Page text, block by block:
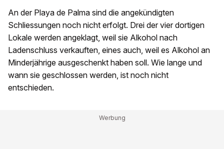
An der Playa de Palma sind die angekündigten
Schliessungen noch nicht erfolgt. Drei der vier dortigen
Lokale werden angeklagt, weil sie Alkohol nach
Ladenschluss verkauften, eines auch, weil es Alkohol an
Minderjährige ausgeschenkt haben soll. Wie lange und
wann sie geschlossen werden, ist noch nicht
entschieden.